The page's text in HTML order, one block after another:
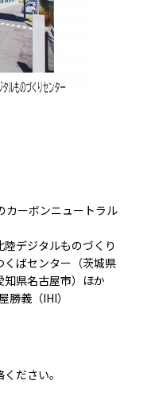
ーボンニュートラル
デジタルものづくり
ばセンター（茨城県
県名古屋市）ほか
勝義（IHI）
ださい。